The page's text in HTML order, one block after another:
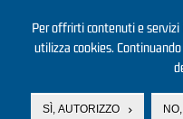
Per offrirti contenuti e
utilizza cookies.
SÌ, AUTORIZZO